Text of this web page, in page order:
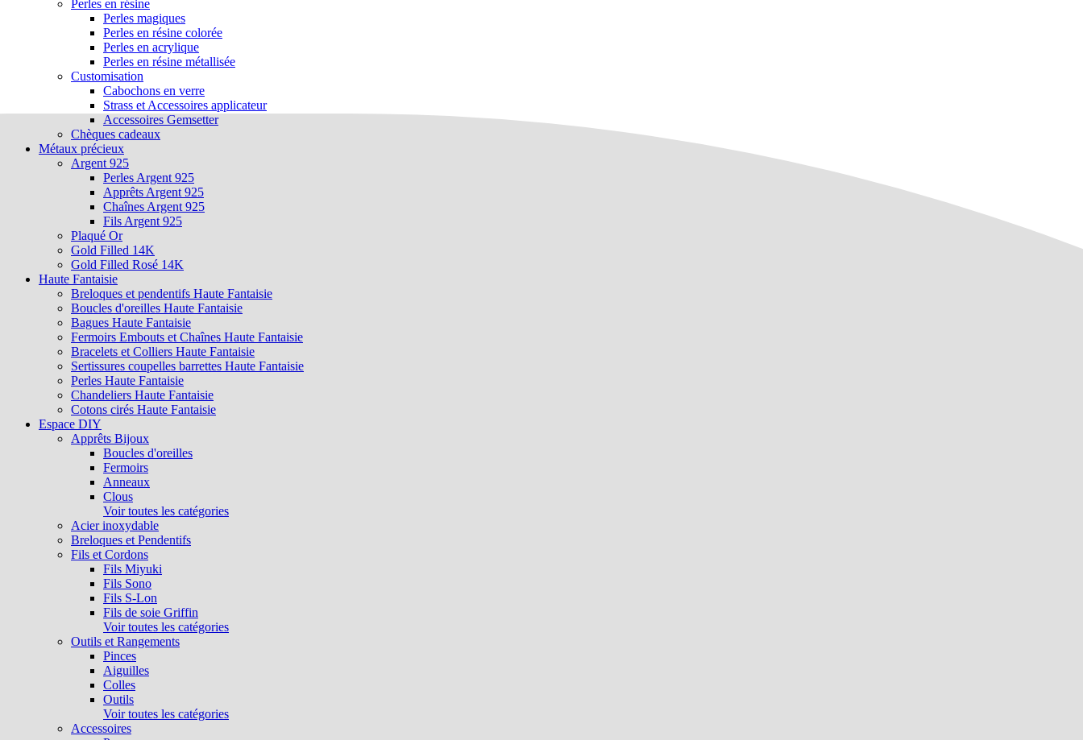
Perles en résine
Perles magiques
Perles en résine colorée
Perles en acrylique
Perles en résine métallisée
Customisation
Cabochons en verre
Strass et Accessoires applicateur
Accessoires Gemsetter
Chèques cadeaux
Métaux précieux
Argent 925
Perles Argent 925
Apprêts Argent 925
Chaînes Argent 925
Fils Argent 925
Plaqué Or
Gold Filled 14K
Gold Filled Rosé 14K
Haute Fantaisie
Breloques et pendentifs Haute Fantaisie
Boucles d'oreilles Haute Fantaisie
Bagues Haute Fantaisie
Fermoirs Embouts et Chaînes Haute Fantaisie
Bracelets et Colliers Haute Fantaisie
Sertissures coupelles barrettes Haute Fantaisie
Perles Haute Fantaisie
Chandeliers Haute Fantaisie
Cotons cirés Haute Fantaisie
Espace DIY
Apprêts Bijoux
Boucles d'oreilles
Fermoirs
Anneaux
Clous
Voir toutes les catégories
Acier inoxydable
Breloques et Pendentifs
Fils et Cordons
Fils Miyuki
Fils Sono
Fils S-Lon
Fils de soie Griffin
Voir toutes les catégories
Outils et Rangements
Pinces
Aiguilles
Colles
Outils
Voir toutes les catégories
Accessoires